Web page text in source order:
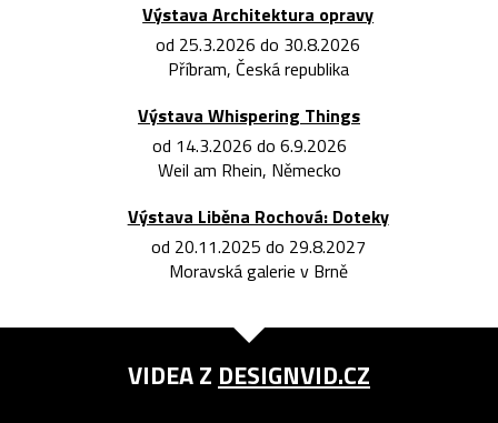
Výstava Architektura opravy
od 25.3.2026 do 30.8.2026
Příbram, Česká republika
Výstava Whispering Things
od 14.3.2026 do 6.9.2026
Weil am Rhein, Německo
Výstava Liběna Rochová: Doteky
od 20.11.2025 do 29.8.2027
Moravská galerie v Brně
VIDEA Z DESIGNVID.CZ